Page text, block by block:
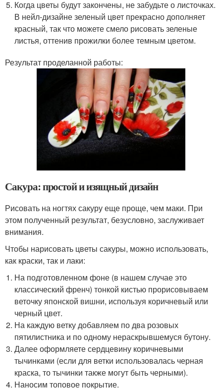
Когда цветы будут закончены, не забудьте о листочках.
В нейл-дизайне зеленый цвет прекрасно дополняет
красный, так что можете смело рисовать зеленые
листья, оттенив прожилки более темным цветом.
Результат проделанной работы:
Сакура: простой и изящный дизайн
Рисовать на ногтях сакуру еще проще, чем маки. При
этом полученный результат, безусловно, заслуживает
внимания.
Чтобы нарисовать цветы сакуры, можно использовать,
как краски, так и лаки:
На подготовленном фоне (в нашем случае это
классический френч) тонкой кистью прорисовываем
веточку японской вишни, используя коричневый или
черный цвет.
На каждую ветку добавляем по два розовых
пятилистника и по одному нераскрывшемуся бутону.
Далее оформляете сердцевину коричневыми
тычинками (если для ветки использовалась черная
краска, то тычинки также могут быть черными).
Наносим топовое покрытие.